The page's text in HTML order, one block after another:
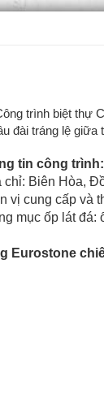
trình biệt thự
đài tráng lệ giữa
tin công trình:
chỉ: Biên Hòa,
vị cung cấp và
mục ốp lát đá:
Eurostone